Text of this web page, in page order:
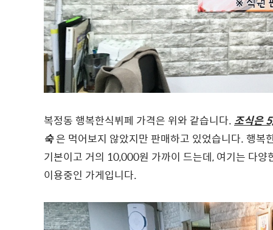
복정동 행복한식뷔페 가격은 위와 같습니다. 조식은
숙은 먹어보지 않았지만 판매하고 있었습니다. 행
기본이고 거의 10,000원 가까이 드는데, 여기는 다
이용중인 가게입니다.